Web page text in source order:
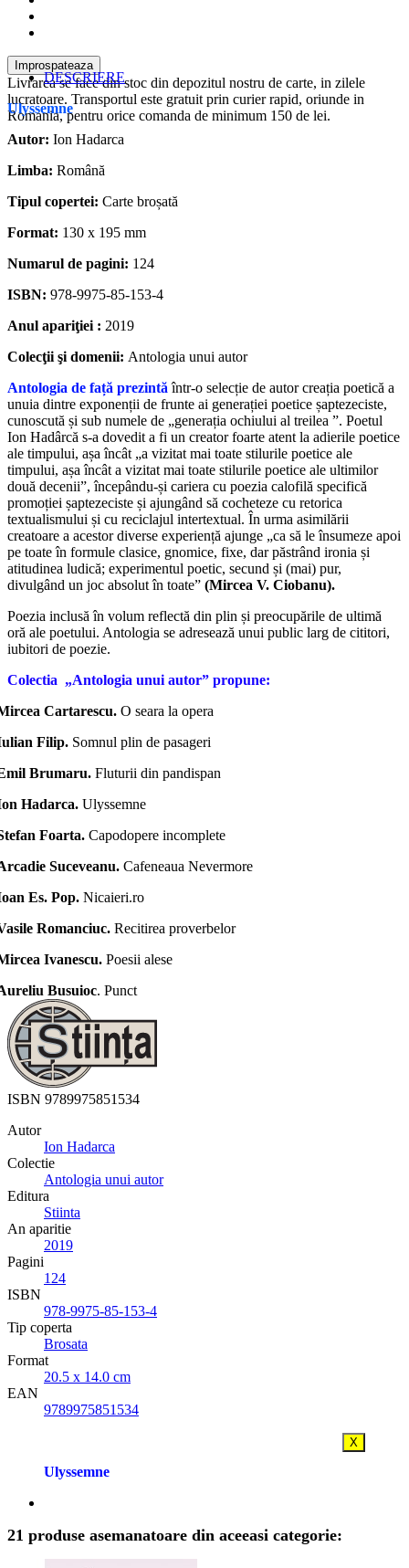
Livrarea se face din stoc din depozitul nostru de carte, in zilele
lucratoare. Transportul este gratuit prin curier rapid, oriunde in
Romania, pentru orice comanda de minimum 150 de lei.
DESCRIERE
Ulyssemne
Autor: Ion Hadarca
Limba: Română
Tipul copertei: Carte broșată
Format: 130 x 195 mm
Numarul de pagini: 124
ISBN: 978-9975-85-153-4
Anul apariţiei : 2019
Colecţii şi domenii: Antologia unui autor
Antologia de față prezintă într-o selecție de autor creația poetică a
unuia dintre exponenții de frunte ai generației poetice șaptezeciste,
cunoscută și sub numele de „generația ochiului al treilea ”. Poetul
Ion Hadârcă s-a dovedit a fi un creator foarte atent la adierile poetice
ale timpului, așa încât „a vizitat mai toate stilurile poetice ale
timpului, așa încât a vizitat mai toate stilurile poetice ale ultimilor
două decenii”, începându-și cariera cu poezia calofilă specifică
promoției șaptezeciste și ajungând să cocheteze cu retorica
textualismului și cu reciclajul intertextual. În urma asimilării
creatoare a acestor diverse experiență ajunge „ca să le însumeze apoi
pe toate în formule clasice, gnomice, fixe, dar păstrând ironia și
atitudinea ludică; experimentul poetic, secund și (mai) pur,
divulgând un joc absolut în toate” (Mircea V. Ciobanu).
Poezia inclusă în volum reflectă din plin și preocupările de ultimă
oră ale poetului. Antologia se adresează unui public larg de cititori,
iubitori de poezie.
Colectia „Antologia unui autor” propune:
Cartarescu. O seara la opera
Filip. Somnul plin de pasageri
Brumaru. Fluturii din pandispan
Hadarca. Ulyssemne
Foarta. Capodopere incomplete
Suceveanu. Cafeneaua Nevermore
Es. Pop. Nicaieri.ro
Romanciuc. Recitirea proverbelor
Ivanescu. Poesii alese
Busuioc. Punct
ISBN 9789975851534
Autor
Ion Hadarca
Colectie
Antologia unui autor
Editura
Stiinta
An aparitie
2019
Pagini
124
ISBN
978-9975-85-153-4
Tip coperta
Brosata
Format
20.5 x 14.0 cm
EAN
9789975851534
X
Ulyssemne
21 produse asemanatoare din aceeasi categorie: